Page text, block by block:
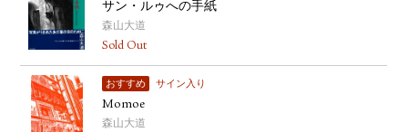
サン・ルゥへの手紙
森山大道
Sold Out
おすすめ サイン入り
Momoe
森山大道